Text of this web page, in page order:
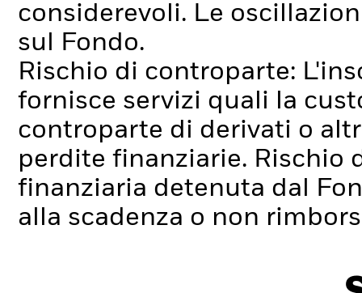
considerevoli. Le
sul Fondo.
Rischio di controparte:
fornisce servizi quali la
controparte di derivati o
perdite finanziarie. Rischio
finanziaria detenuta dal
alla scadenza o non